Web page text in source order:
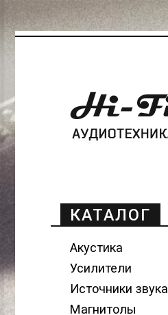
КАТАЛОГ
Акустика
Усилители
Источники звука
Магнитолы